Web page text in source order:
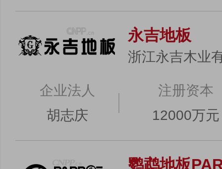
永吉地板
浙江永吉木业
企业法人
胡志庆
注册资本
12000万元
鹦鹉地板